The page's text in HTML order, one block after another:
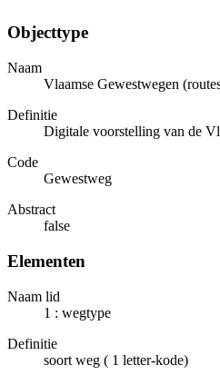
Objecttype
Naam
Vlaamse Gewestwegen
Definitie
Digitale voorstelling van de
Code
Gewestweg
Abstract
false
Elementen
Naam lid
1 : wegtype
Definitie
soort weg ( 1 letter-kode)